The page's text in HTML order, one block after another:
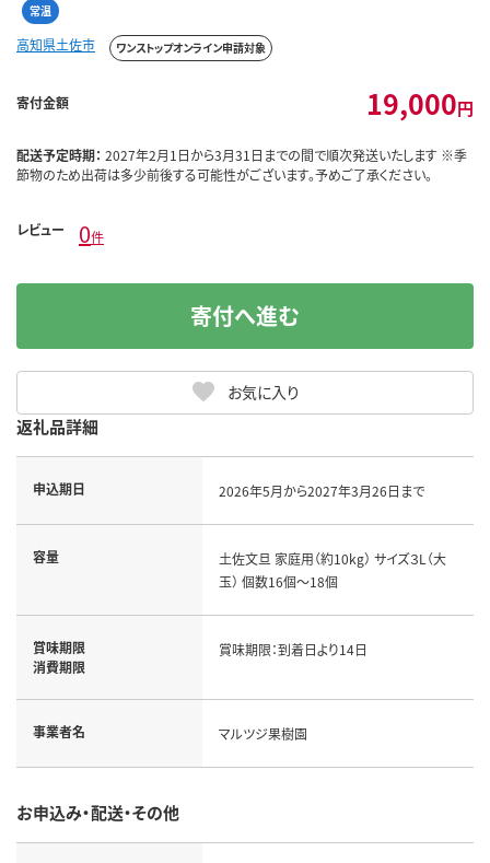
常温
高知県土佐市 ワンストップオンライン申請対象
寄付金額 19,000円
配送予定時期： 2027年2月1日から3月31日までの間で順次発送いたします ※季
節物のため出荷は多少前後する可能性がございます。予めご了承ください。
レビュー 0件
お気に入り
寄付へ進む
返礼品詳細
申込期日 2026年5月から2027年3月26日まで
容量
土佐文旦 家庭用（約10kg） サイズ３L（大
玉） 個数16個～18個
賞味期限
消費期限
賞味期限：到着日より14日
事業者名 マルツジ果樹園
お申込み・配送・その他